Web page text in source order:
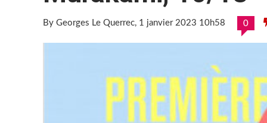
By Georges Le Querrec, 1 janvier 2023 10h58 0